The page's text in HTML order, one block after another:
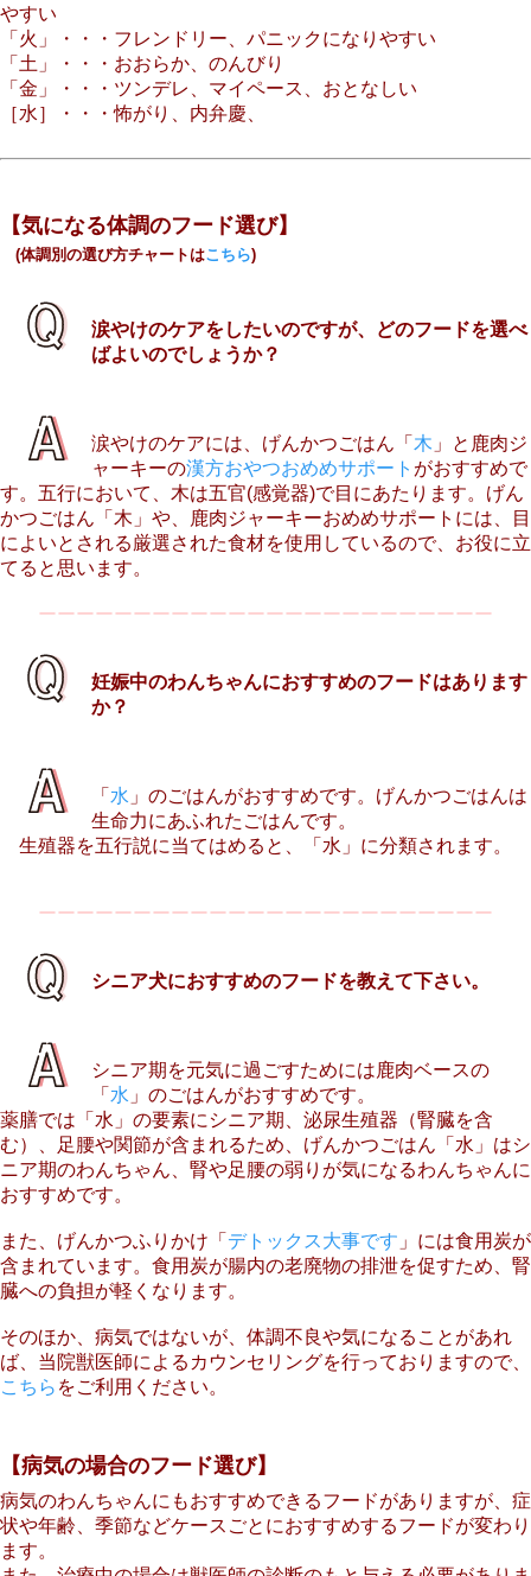
やすい
「火」・・・フレンドリー、パニックになりやすい
「土」・・・おおらか、のんびり
「金」・・・ツンデレ、マイペース、おとなしい
［水］・・・怖がり、内弁慶、
【気になる体調のフード選び】
(体調別の選び方チャートはこちら)
涙やけのケアをしたいのですが、どのフードを選べ
ばよいのでしょうか？
涙やけのケアには、げんかつごはん「 木 」と鹿肉ジ
ャーキーの漢方おやつおめめサポート がおすすめで
す。五行において、木は五官(感覚器)で目にあたります。げん
かつごはん「木」や、鹿肉ジャーキーおめめサポートには、目
によいとされる厳選された食材を使用しているので、お役に立
てると思います。
ーーーーーーーーーーーーーーーーーーーーーーーー
妊娠中のわんちゃんにおすすめのフードはあります
か？
「 水 」のごはんがおすすめです。げんかつごはんは
生命力にあふれたごはんです。
生殖器を五行説に当てはめると、「水」に分類されます。
ーーーーーーーーーーーーーーーーーーーーーーーー
シニア犬におすすめのフードを教えて下さい。
シニア期を元気に過ごすためには鹿肉ベースの
「 水 」のごはんがおすすめです。
薬膳では「水」の要素にシニア期、泌尿生殖器（腎臓を含
む）、足腰や関節が含まれるため、げんかつごはん「水」はシ
ニア期のわんちゃん、腎や足腰の弱りが気になるわんちゃんに
おすすめです。
また、げんかつふりかけ「 デトックス大事です 」には食用炭が
含まれています。食用炭が腸内の老廃物の排泄を促すため、腎
臓への負担が軽くなります。
そのほか、病気ではないが、体調不良や気になることがあれ
ば、当院獣医師によるカウンセリングを行っておりますので、
こちら をご利用ください。
【病気の場合のフード選び】
病気のわんちゃんにもおすすめできるフードがありますが、症
状や年齢、季節などケースごとにおすすめするフードが変わり
ます。